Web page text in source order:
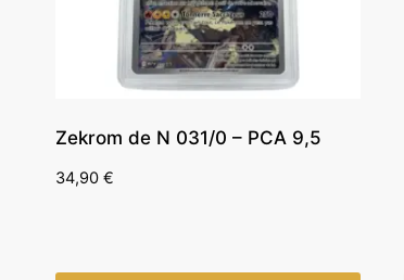
Zekrom de N 031/0 – PCA 9,5
34,90 €